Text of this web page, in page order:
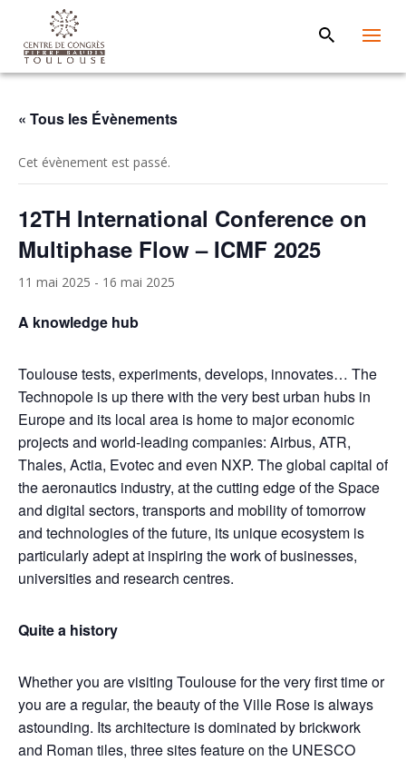
« Tous les Évènements
Cet évènement est passé.
12TH International Conference on
Multiphase Flow – ICMF 2025
11 mai 2025 - 16 mai 2025
A knowledge hub
Toulouse tests, experiments, develops, innovates… The
Technopole is up there with the very best urban hubs in
Europe and its local area is home to major economic
projects and world-leading companies: Airbus, ATR,
Thales, Actia, Evotec and even NXP. The global capital of
the aeronautics industry, at the cutting edge of the Space
and digital sectors, transports and mobility of tomorrow
and technologies of the future, its unique ecosystem is
particularly adept at inspiring the work of businesses,
universities and research centres.
Quite a history
Whether you are visiting Toulouse for the very first time or
you are a regular, the beauty of the Ville Rose is always
astounding. Its architecture is dominated by brickwork
and Roman tiles, three sites feature on the UNESCO